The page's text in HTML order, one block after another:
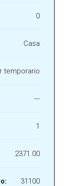
0
Casa
temporario
---
1
2371.00
31100